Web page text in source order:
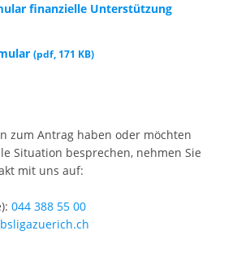
finanzielle Unterstützung
(pdf, 171 KB)
zum Antrag haben oder möchten
Situation besprechen, nehmen Sie
mit uns auf:
044 388 55 00